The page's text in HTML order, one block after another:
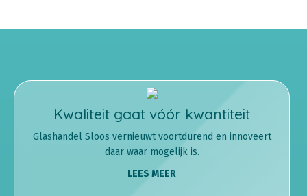
Kwaliteit gaat vóór kwantiteit
Glashandel Sloos vernieuwt voortdurend en innoveert
daar waar mogelijk is.
LEES MEER